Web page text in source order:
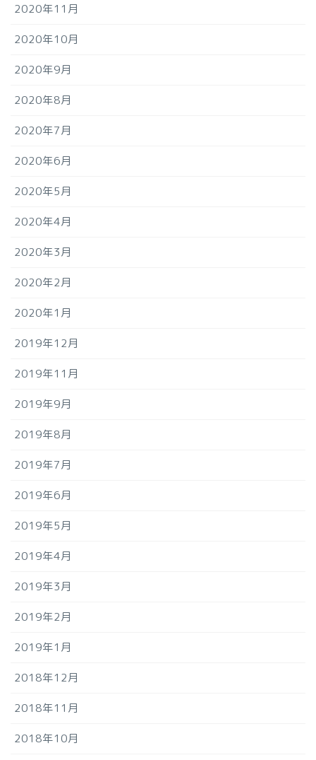
2020年11月
2020年10月
2020年9月
2020年8月
2020年7月
2020年6月
2020年5月
2020年4月
2020年3月
2020年2月
2020年1月
2019年12月
2019年11月
2019年9月
2019年8月
2019年7月
2019年6月
2019年5月
2019年4月
2019年3月
2019年2月
2019年1月
2018年12月
2018年11月
2018年10月